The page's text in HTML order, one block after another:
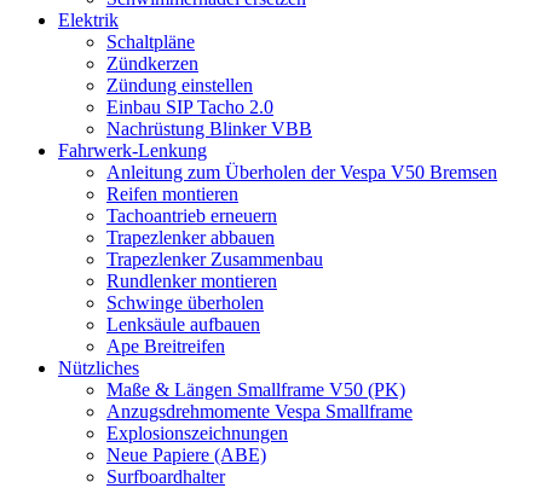
Elektrik
Schaltpläne
Zündkerzen
Zündung einstellen
Einbau SIP Tacho 2.0
Nachrüstung Blinker VBB
Fahrwerk-Lenkung
Anleitung zum Überholen der Vespa V50 Bremsen
Reifen montieren
Tachoantrieb erneuern
Trapezlenker abbauen
Trapezlenker Zusammenbau
Rundlenker montieren
Schwinge überholen
Lenksäule aufbauen
Ape Breitreifen
Nützliches
Maße & Längen Smallframe V50 (PK)
Anzugsdrehmomente Vespa Smallframe
Explosionszeichnungen
Neue Papiere (ABE)
Surfboardhalter